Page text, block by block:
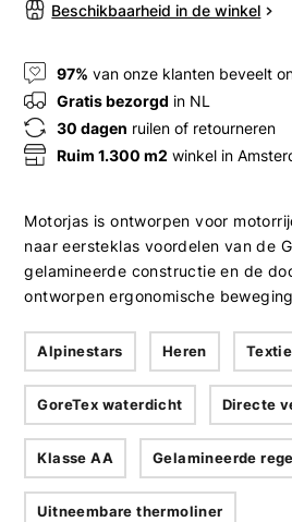
Beschikbaarheid in de winkel
97% van onze klanten beveelt
Gratis bezorgd in NL
30 dagen ruilen of retourneren
Ruim 1.300 m2 winkel in
Motorjas is ontworpen voor
naar eersteklas voordelen van de
gelamineerde constructie en de
ontworpen ergonomische
Alpinestars Heren
GoreTex waterdicht Directe
Klasse AA Gelamineerde
Uitneembare thermoliner